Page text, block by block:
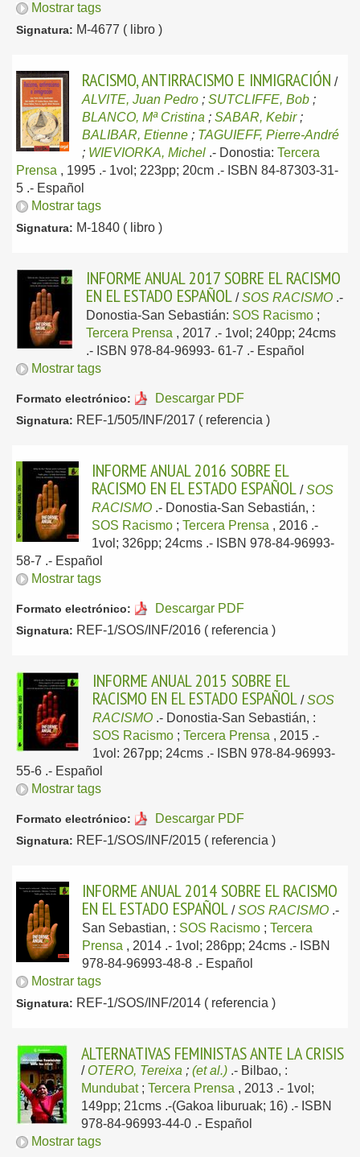
Mostrar tags
Signatura: M-4677 ( libro )
RACISMO, ANTIRRACISMO E INMIGRACIÓN /
ALVITE, Juan Pedro ; SUTCLIFFE, Bob ;
BLANCO, Mª Cristina ; SABAR, Kebir;
BALIBAR, Etienne ; TAGUIEFF, Pierre-André
; WIEVIORKA, Michel .- Donostia: Tercera
Prensa , 1995 .- 1vol; 223pp; 20cm .- ISBN 84-87303-31-
5 .- Español
Mostrar tags
Signatura: M-1840 ( libro )
INFORME ANUAL 2017 SOBRE EL RACISMO
EN EL ESTADO ESPAÑOL /SOS RACISMO .-
Donostia-San Sebastián: SOS Racismo ;
Tercera Prensa , 2017 .- 1vol; 240pp; 24cms
.- ISBN 978-84-96993- 61-7 .- Español
Mostrar tags
Formato electrónico: Descargar PDF
Signatura: REF-1/505/INF/2017 ( referencia )
INFORME ANUAL 2016 SOBRE EL
RACISMO EN EL ESTADO ESPAÑOL /SOS
RACISMO .- Donostia-San Sebastián, :
SOS Racismo ; Tercera Prensa , 2016 .-
1vol; 326pp; 24cms .- ISBN 978-84-96993-
58-7 .- Español
Mostrar tags
Formato electrónico: Descargar PDF
Signatura: REF-1/SOS/INF/2016 ( referencia )
INFORME ANUAL 2015 SOBRE EL
RACISMO EN EL ESTADO ESPAÑOL /SOS
RACISMO .- Donostia-San Sebastián, :
SOS Racismo ; Tercera Prensa , 2015 .-
1vol: 267pp; 24cms .- ISBN 978-84-96993-
55-6 .- Español
Mostrar tags
Formato electrónico: Descargar PDF
Signatura: REF-1/SOS/INF/2015 ( referencia )
INFORME ANUAL 2014 SOBRE EL RACISMO
EN EL ESTADO ESPAÑOL /SOS RACISMO .-
San Sebastian, : SOS Racismo ; Tercera
Prensa , 2014 .- 1vol; 286pp; 24cms .- ISBN
978-84-96993-48-8 .- Español
Mostrar tags
Signatura: REF-1/SOS/INF/2014 ( referencia )
ALTERNATIVAS FEMINISTAS ANTE LA CRISIS
/ OTERO, Tereixa ; (et al.) .- Bilbao, :
Mundubat; Tercera Prensa , 2013 .- 1vol;
149pp; 21cms .-(Gakoa liburuak; 16) .- ISBN
978-84-96993-44-0 .- Español
Mostrar tags